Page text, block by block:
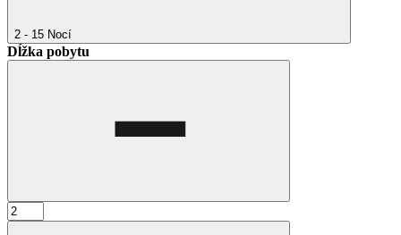
2 - 15 Nocí
Dĺžka pobytu